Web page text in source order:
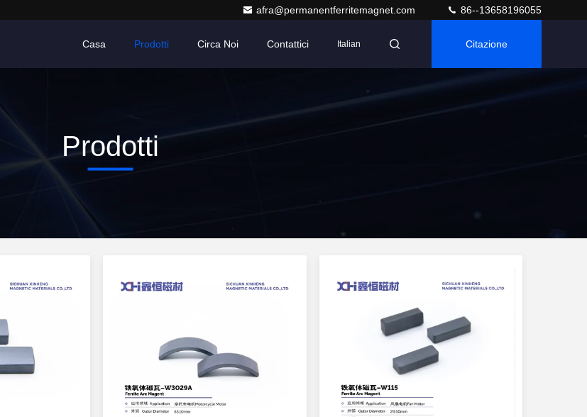
afra@permanentferritemagnet.com 86--13658196055
Casa Prodotti Circa Noi Contattici Italian Citazione
Prodotti